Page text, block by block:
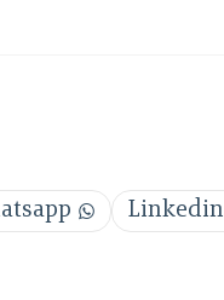
Linkedin